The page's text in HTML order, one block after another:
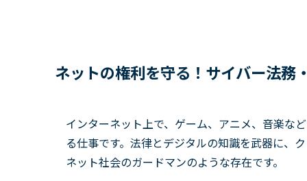
ネットの権利を守る！サイバー法務
インターネット上で、ゲーム、アニメ、音楽な
る仕事です。法律とデジタルの知識を武器に、
ネット社会のガードマンのような存在です。